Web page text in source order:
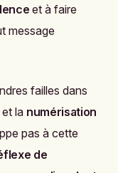
et à faire
message
failles dans
la numérisation
pas à cette
de